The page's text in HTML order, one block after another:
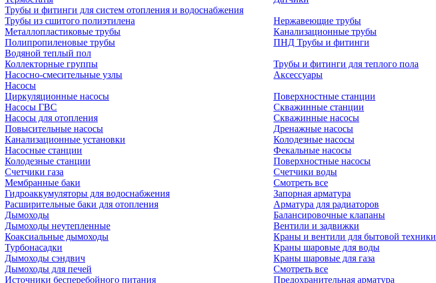
Трубы и фитинги для систем отопления и водоснабжения
Трубы из сшитого полиэтилена
Металлопластиковые трубы
Полипропиленовые трубы
Нержавеющие трубы
Канализационные трубы
ПНД Трубы и фитинги
Водяной теплый пол
Коллекторные группы
Насосно-смесительные узлы
Трубы и фитинги для теплого пола
Аксессуары
Насосы
Циркуляционные насосы
Насосы ГВС
Насосы для отопления
Повысительные насосы
Канализационные установки
Насосные станции
Колодезные станции
Поверхностные станции
Скважинные станции
Скважинные насосы
Дренажные насосы
Колодезные насосы
Фекальные насосы
Поверхностные насосы
Счетчики газа
Мембранные баки
Гидроаккумуляторы для водоснабжения
Расширительные баки для отопления
Дымоходы
Дымоходы неутепленные
Коаксиальные дымоходы
Турбонасадки
Дымоходы сэндвич
Дымоходы для печей
Источники бесперебойного питания
Счетчики воды
Смотреть все
Запорная арматура
Арматура для радиаторов
Балансировочные клапаны
Вентили и задвижки
Краны и вентили для бытовой техники
Краны шаровые для воды
Краны шаровые для газа
Смотреть все
Предохранительная арматура